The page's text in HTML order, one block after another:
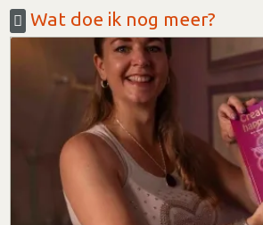
Wat doe ik nog meer?